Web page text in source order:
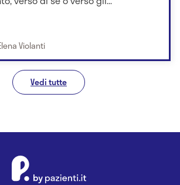
Violanti
Vedi tutte